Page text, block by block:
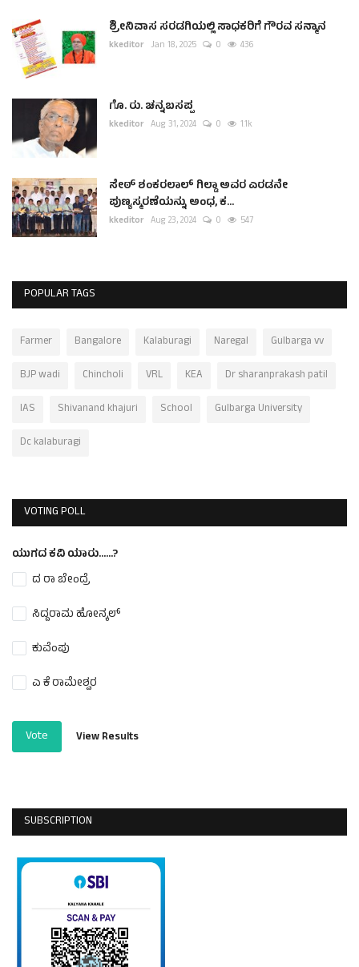
ಶ್ರೀನಿವಾಸ ಸರಡಗಿಯಲ್ಲಿ ಸಾಧಕರಿಗೆ ಗೌರವ ಸನ್ಮಾನ
kkeditor Jan 18, 2025 0 436
ಗೊ. ರು. ಚನ್ನಬಸಪ್ಪ
kkeditor Aug 31, 2024 0 1.1k
ಸೇಠ್ ಶಂಕರಲಾಲ್ ಗಿಲ್ಡಾ ಅವರ ಎರಡನೇ
ಪುಣ್ಯಸ್ಮರಣೆಯನ್ನು ಅಂಧ, ಕ...
kkeditor Aug 23, 2024 0 547
POPULAR TAGS
Farmer Bangalore Kalaburagi Naregal
Gulbarga vv
BJP wadi
Chincholi VRL KEA
Dr sharanprakash patil
IAS
Shivanand khajuri School
Gulbarga University
Dc kalaburagi
VOTING POLL
ಯುಗದ ಕವಿ ಯಾರು......?
ದ ರಾ ಬೇಂದ್ರೆ
ಸಿದ್ದರಾಮ ಹೋನ್ಕಲ್
ಕುವೆಂಪು
ಎ ಕೆ ರಾಮೇಶ್ವರ
Vote View Results
SUBSCRIPTION